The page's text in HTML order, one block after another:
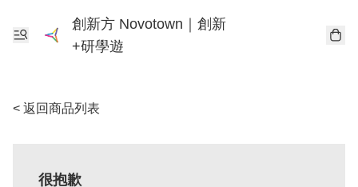
創新方 Novotown｜創新
+研學遊
< 返回商品列表
很抱歉